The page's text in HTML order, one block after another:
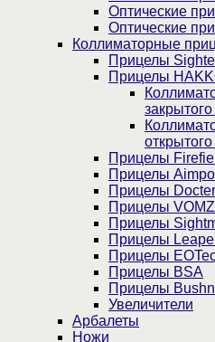
Оптические
Оптические
Коллиматорные
Прицелы
Прицелы
Прицелы
Прицелы
Прицелы
Прицелы
Прицелы
Прицелы
Прицелы
Прицелы BSA
Прицелы
Увеличители
Арбалеты
Ножи